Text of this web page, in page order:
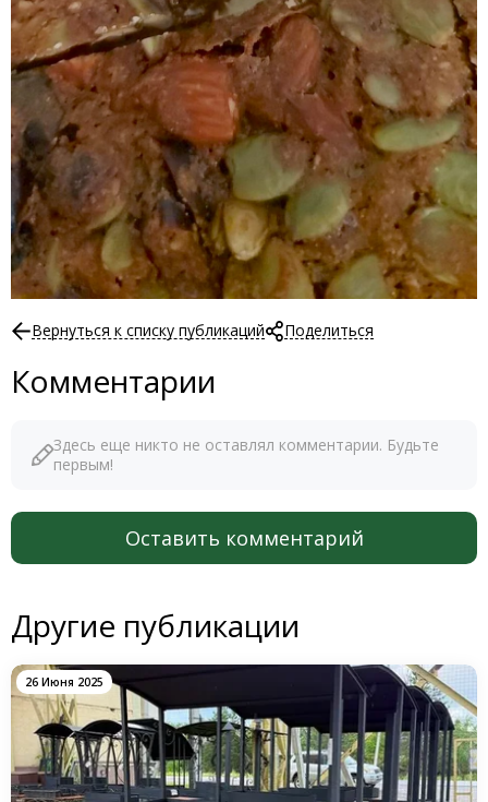
Вернуться к списку публикаций Поделиться
Комментарии
Здесь еще никто не оставлял комментарии. Будьте
первым!
Оставить комментарий
Другие публикации
26 Июня 2025